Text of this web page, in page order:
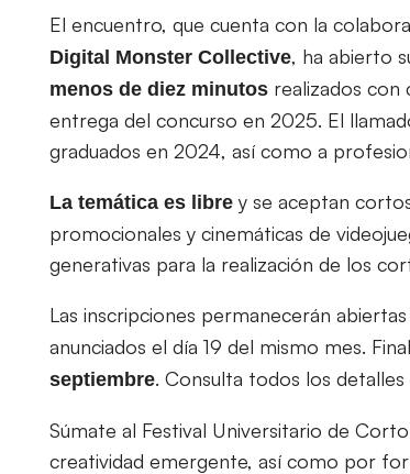
El encuentro, que cuenta con la
Digital Monster Collective, ha abierto
menos de diez minutos realizados con
entrega del concurso en 2025. El
graduados en 2024, así como a
La temática es libre y se aceptan
promocionales y cinemáticas de
generativas para la realización de los
Las inscripciones permanecerán
anunciados el día 19 del mismo mes.
septiembre. Consulta todos los
Súmate al Festival Universitario de
creatividad emergente, así como por